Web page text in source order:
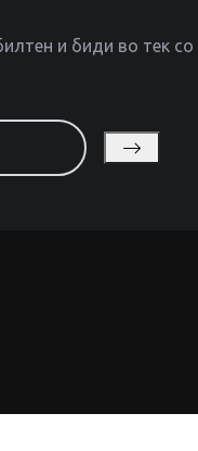
и биди во тек со